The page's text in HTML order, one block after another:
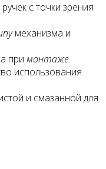
с точки зрения
механизма и
при монтаже.
использования
и смазанной для